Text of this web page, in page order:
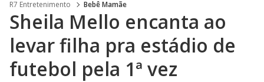
R7 Entretenimento Bebê Mamãe
Sheila Mello encanta ao
levar filha pra estádio de
futebol pela 1ª vez